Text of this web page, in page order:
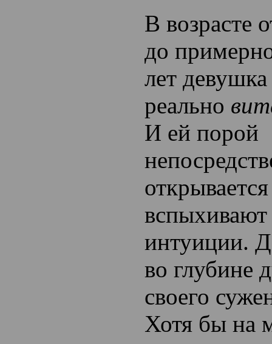
В возрасте
до
лет девушка
реально
И ей порой
вспыхивают
интуиции.
во глубине
своего
Хотя бы на